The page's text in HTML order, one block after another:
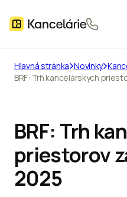
Hlavná stránka Novinky
BRF: Trh kancelárskych
BRF: Trh
priestorov
2025